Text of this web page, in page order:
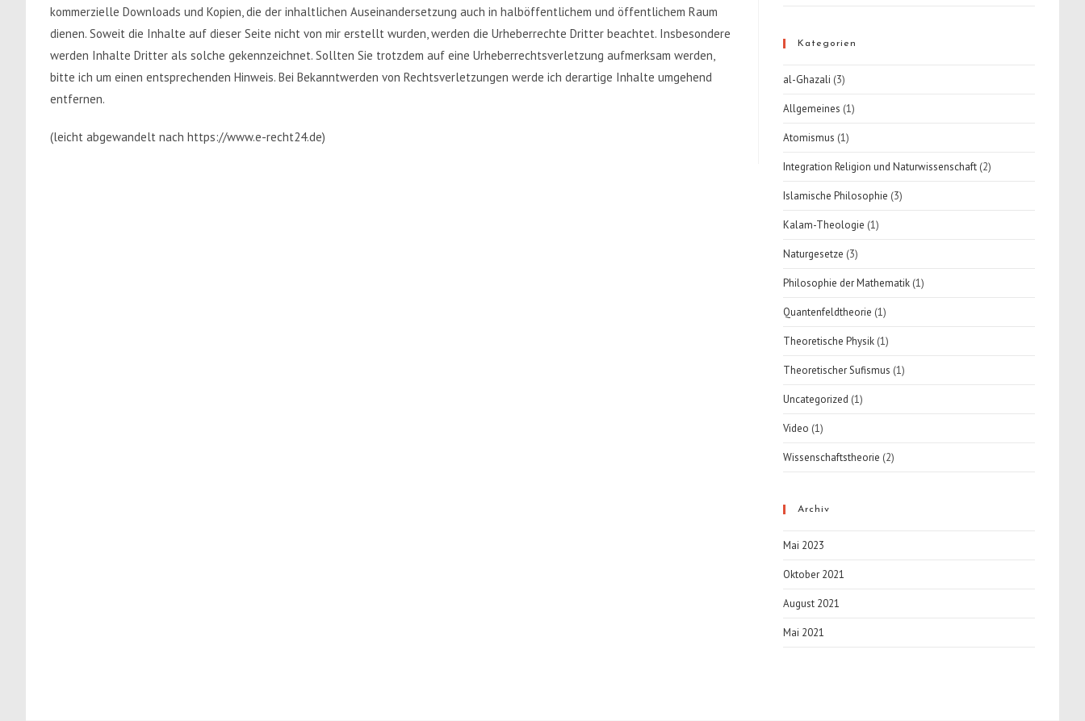
kommerzielle Downloads und Kopien, die der inhaltlichen Auseinandersetzung auch in halböffentlichem und öffentlichem Raum
dienen. Soweit die Inhalte auf dieser Seite nicht von mir erstellt wurden, werden die Urheberrechte Dritter beachtet. Insbesondere
werden Inhalte Dritter als solche gekennzeichnet. Sollten Sie trotzdem auf eine Urheberrechtsverletzung aufmerksam werden,
bitte ich um einen entsprechenden Hinweis. Bei Bekanntwerden von Rechtsverletzungen werde ich derartige Inhalte umgehend
entfernen.
(leicht abgewandelt nach https://www.e-recht24.de)
Kategorien
al-Ghazali (3)
Allgemeines (1)
Atomismus (1)
Integration Religion und Naturwissenschaft (2)
Islamische Philosophie (3)
Kalam-Theologie (1)
Naturgesetze (3)
Philosophie der Mathematik (1)
Quantenfeldtheorie (1)
Theoretische Physik (1)
Theoretischer Sufismus (1)
Uncategorized (1)
Video (1)
Wissenschaftstheorie (2)
Archiv
Mai 2023
Oktober 2021
August 2021
Mai 2021